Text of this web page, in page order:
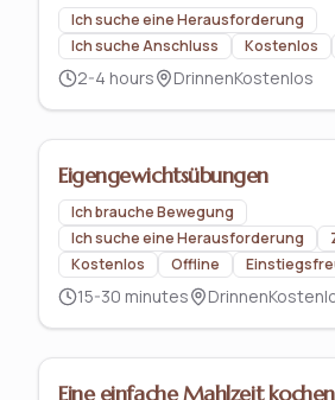
Ich suche eine Herausforderung
Ich suche Anschluss
Kostenlos
2-4 hours DrinnenKostenlos
Eigengewichtsübungen
Ich brauche Bewegung
Ich suche eine Herausforderung
Kostenlos
Offline
15-30 minutes Drinnen
Eine einfache Mahlzeit kochen